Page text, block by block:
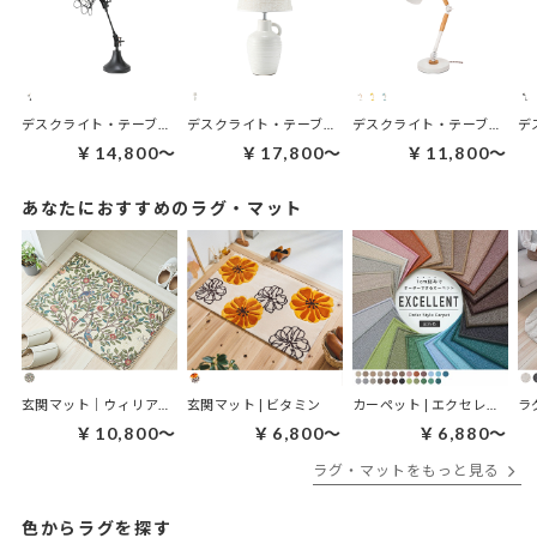
￥14,800～ ￥17,800～ ￥11,800～
あなたにおすすめのラグ・マット
玄関マット｜ウィリアムモリス ケルムスコットツリー
￥10,800～
玄関マット | ビタミン
￥6,800～ ￥6,880～
ラ
ラグ・マットをもっと見る
色からラグを探す